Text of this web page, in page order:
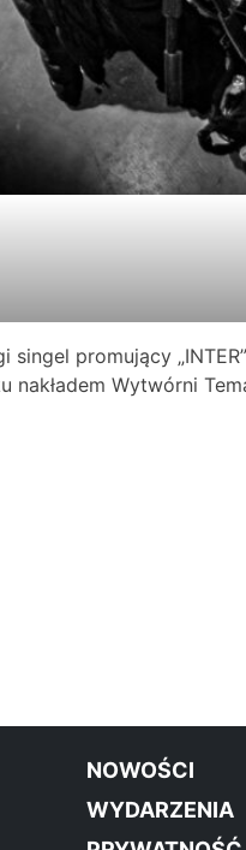
singel promujący
nakładem Wytwórni
NOWOŚCI
WYDARZENIA